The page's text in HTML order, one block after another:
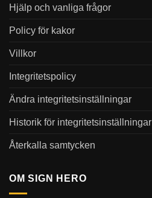
Hjälp och vanliga frågor
Policy för kakor
Villkor
Integritetspolicy
Ändra integritetsinställningar
Historik för integritetsinställningar
Återkalla samtycken
OM SIGN HERO